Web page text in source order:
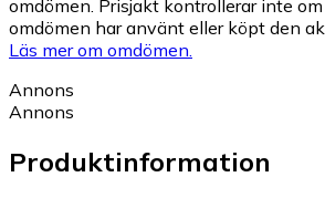
omdömen. Prisjakt kontrollerar inte
omdömen har använt eller köpt den
Läs mer om omdömen.
Annons
Annons
Produktinformation